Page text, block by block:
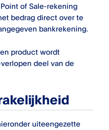
Point of Sale-rekening
bedrag direct over te
bankrekening.
product wordt
deel van de
uiteengezette